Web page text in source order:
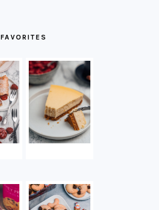
FAVORITES